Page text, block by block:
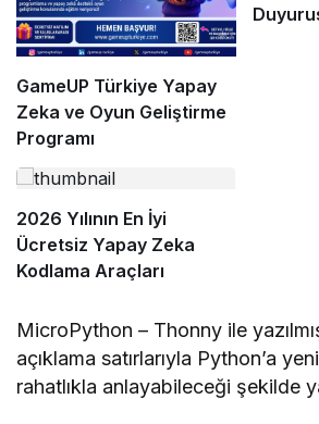
GameUP Türkiye Yapay
Zeka ve Oyun Geliştirme
Programı
2026 Yılının En İyi
Ücretsiz Yapay Zeka
Kodlama Araçları
MicroPython – Thonny ile
açıklama satırlarıyla Python’a
rahatlıkla anlayabileceği şekilde